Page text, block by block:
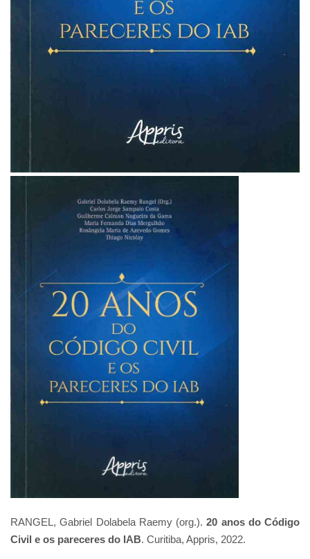
RANGEL, Gabriel Dolabela Raemy (org.).20 anos do Código
Civil e os pareceres do IAB. Curitiba, Appris, 2022.